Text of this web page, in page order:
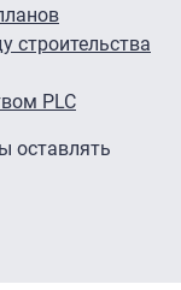
строительства
PLC
оставлять